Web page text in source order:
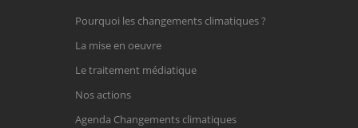
Pourquoi les changements climatiques ?
La mise en oeuvre
Le traitement médiatique
Nos actions
Agenda Changements climatiques